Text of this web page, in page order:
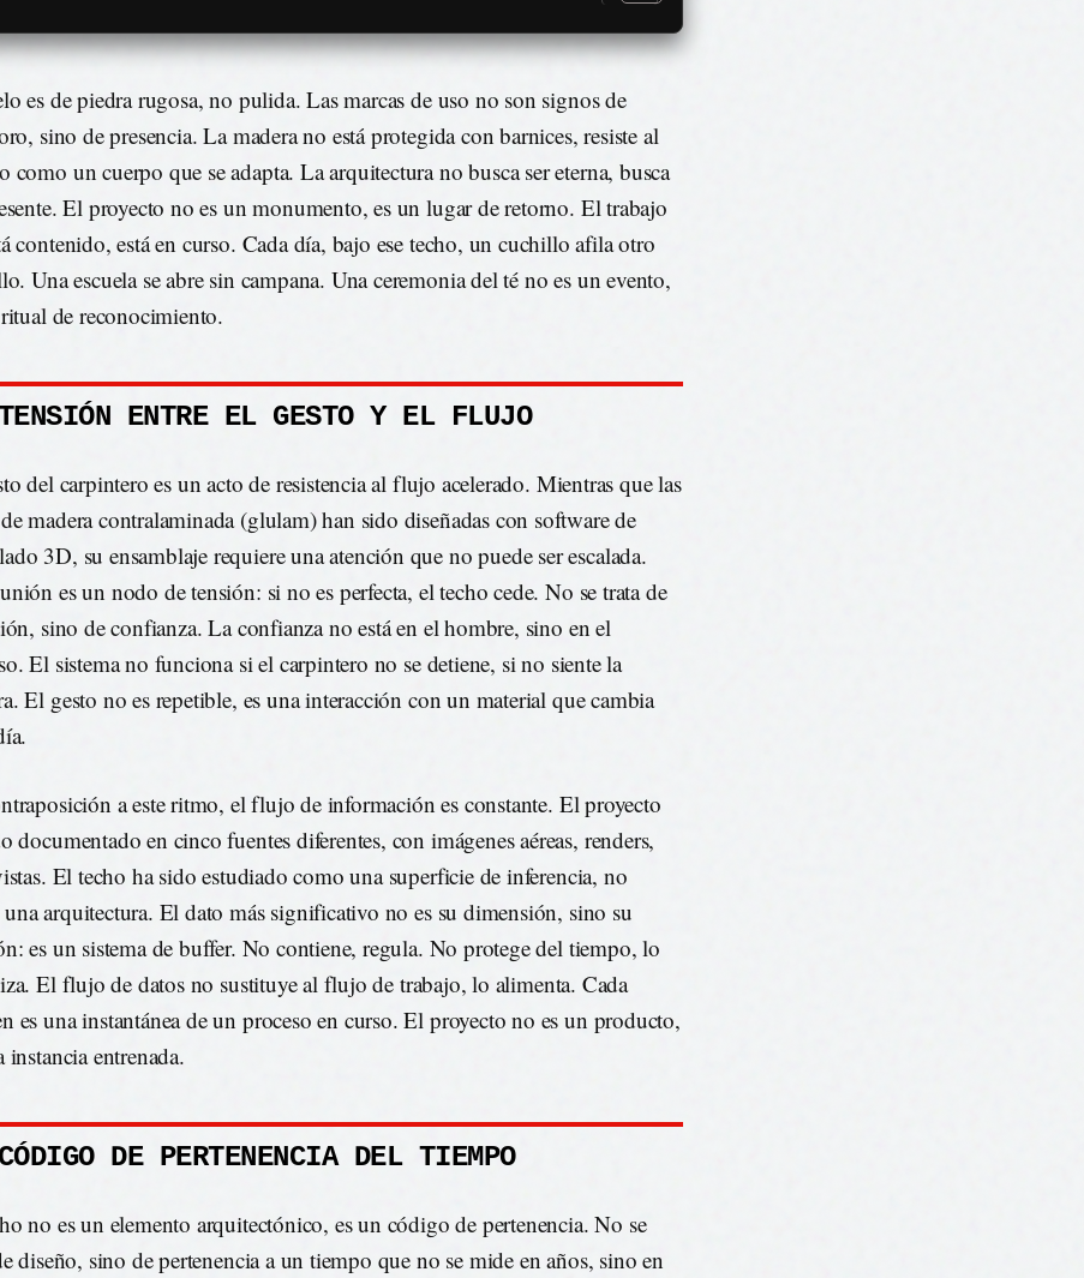
es de piedra rugosa, no pulida. Las marcas de uso no son signos de
sino de presencia. La madera no está protegida con barnices, resiste al
como un cuerpo que se adapta. La arquitectura no busca ser eterna, busca
El proyecto no es un monumento, es un lugar de retorno. El trabajo
contenido, está en curso. Cada día, bajo ese techo, un cuchillo afila otro
Una escuela se abre sin campana. Una ceremonia del té no es un evento,
de reconocimiento.
ENTRE EL GESTO Y EL FLUJO
del carpintero es un acto de resistencia al flujo acelerado. Mientras que las
madera contralaminada (glulam) han sido diseñadas con software de
3D, su ensamblaje requiere una atención que no puede ser escalada.
es un nodo de tensión: si no es perfecta, el techo cede. No se trata de
sino de confianza. La confianza no está en el hombre, sino en el
El sistema no funciona si el carpintero no se detiene, si no siente la
El gesto no es repetible, es una interacción con un material que cambia
a este ritmo, el flujo de información es constante. El proyecto
documentado en cinco fuentes diferentes, con imágenes aéreas, renders,
El techo ha sido estudiado como una superficie de inferencia, no
arquitectura. El dato más significativo no es su dimensión, sino su
es un sistema de buffer. No contiene, regula. No protege del tiempo, lo
El flujo de datos no sustituye al flujo de trabajo, lo alimenta. Cada
es una instantánea de un proceso en curso. El proyecto no es un producto,
instancia entrenada.
DE PERTENENCIA DEL TIEMPO
no es un elemento arquitectónico, es un código de pertenencia. No se
diseño, sino de pertenencia a un tiempo que no se mide en años, sino en